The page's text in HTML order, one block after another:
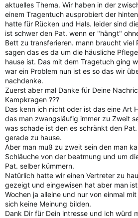
aktuelles Thema. Wir haben in der
einem Tragentuch ausprobiert der
hatte für Rücken und Hals. leider sind
ist schwer den Pat. wenn er "hängt"
Bett zu transferieren. mann braucht viel
sagen das es da um die häusliche
hause ist. Das mit dem Tragetuch ging
war ein Problem nun ist es so das wir
nachdenke.
Zuerst aber mal Danke für Deine
Kampkragen ???
Das kenn ich nicht oder ist das eine Art
das man zwangsläufig immer zu Zweit
was schade ist den es schränkt den
gerade zu hause.
Aber man muß zu zweit sein den man
Schläuche von der beatmung und um
Pat. selber kümmern.
Natürlich hatte wir einen Vertreter zu
gezeigt und eingewisen hat aber man
Wochen ja alleine und nur von einmal
sich keine Meinung bilden.
Dank Dir für Dein intresse und ich würd